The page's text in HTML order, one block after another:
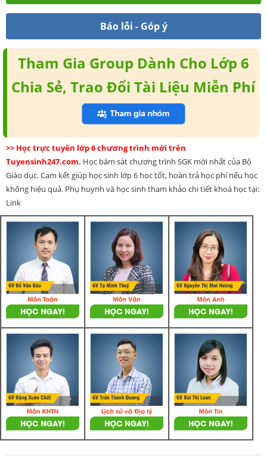
Báo lỗi - Góp ý
Tham Gia Group Dành Cho Lớp 6
Chia Sẻ, Trao Đổi Tài Liệu Miễn Phí
>> Học trực tuyến lớp 6 chương trình mới trên
Tuyensinh247.com. Học bám sát chương trình SGK mới nhất của Bộ
Giáo dục. Cam kết giúp học sinh lớp 6 học tốt, hoàn trả học phí nếu học
không hiệu quả. Phụ huynh và học sinh tham khảo chi tiết khoá học tại:
Link